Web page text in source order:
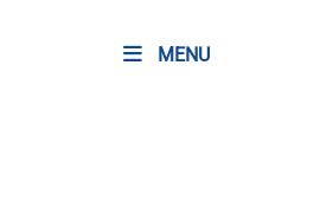
MENU